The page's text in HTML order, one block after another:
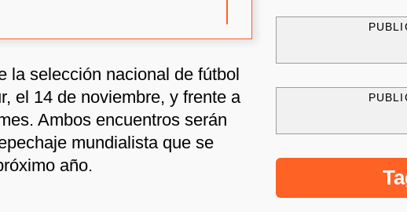
la selección nacional de fútbol
el 14 de noviembre, y frente a
Ambos encuentros serán
mundialista que se
año.